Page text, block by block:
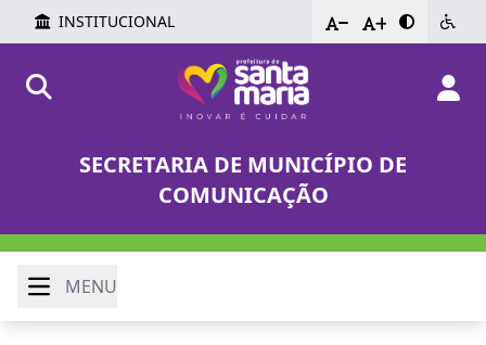
INSTITUCIONAL - +
SECRETARIA DE MUNICÍPIO DE
COMUNICAÇÃO
MENU